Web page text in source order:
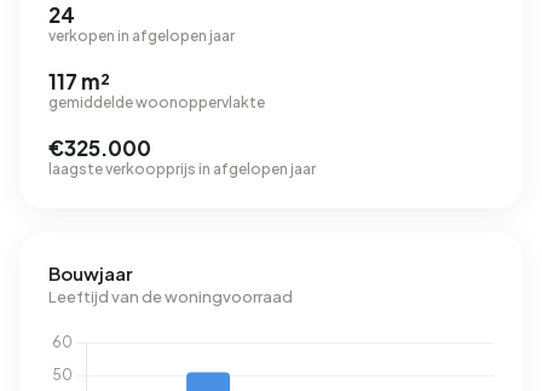
24
verkopen in afgelopen jaar
117 m²
gemiddelde woonoppervlakte
€325.000
laagste verkoopprijs in afgelopen jaar
Bouwjaar
Leeftijd van de woningvoorraad